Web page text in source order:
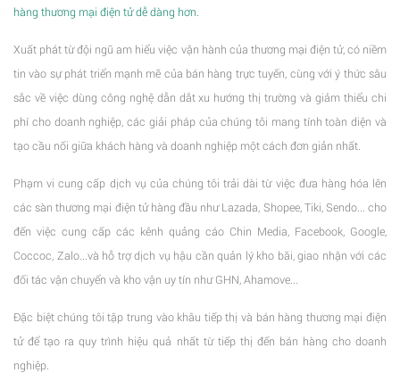
hàng thương mại điện tử dễ dàng hơn.
Xuất phát từ đội ngũ am hiểu việc vận hành của thương mại điện tử, có niềm
tin vào sự phát triển mạnh mẽ của bán hàng trực tuyến, cùng với ý thức sâu
sắc về việc dùng công nghệ dẫn dắt xu hướng thị trường và giảm thiểu chi
phí cho doanh nghiệp, các giải pháp của chúng tôi mang tính toàn diện và
tạo cầu nối giữa khách hàng và doanh nghiệp một cách đơn giản nhất.
Phạm vi cung cấp dịch vụ của chúng tôi trải dài từ việc đưa hàng hóa lên
các sàn thương mại điện tử hàng đầu như Lazada, Shopee, Tiki, Sendo... cho
đến việc cung cấp các kênh quảng cáo Chin Media, Facebook, Google,
Coccoc, Zalo...và hỗ trợ dịch vụ hậu cần quản lý kho bãi, giao nhận với các
đối tác vận chuyển và kho vận uy tín như GHN, Ahamove...
Đặc biệt chúng tôi tập trung vào khâu tiếp thị và bán hàng thương mại điện
tử để tạo ra quy trình hiệu quả nhất từ tiếp thị đến bán hàng cho doanh
nghiệp.